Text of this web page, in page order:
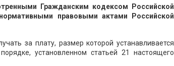
Гражданским кодексом Российской
правовыми актами Российской
за плату, размер которой устанавливается
установленном статьей 21 настоящего